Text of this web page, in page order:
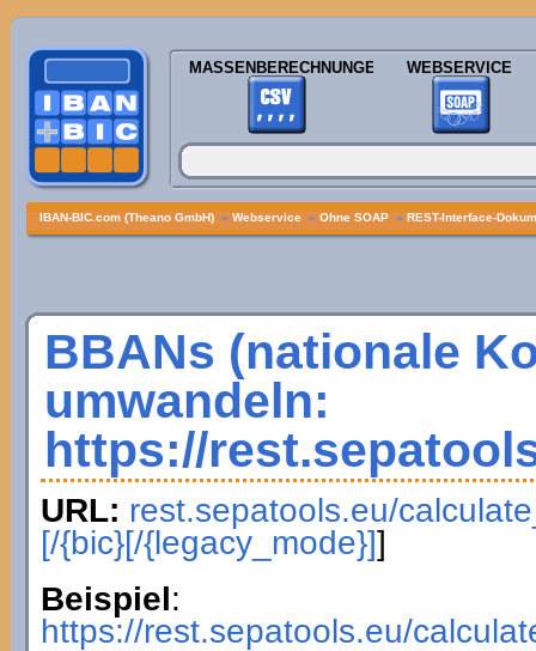
MASSENBERECHNUNGEN WEBSERVICE
IBAN-BIC.com (Theano GmbH) » Webservice » Ohne SOAP » REST-Interface-
BBANs (nationale
umwandeln:
https://
URL: rest.sepatools.eu/
[/{bic}[/{legacy_mode}]]
Beispiel:
https://rest.sepatools.eu/